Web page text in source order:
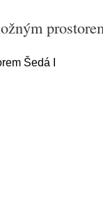
Šedá I